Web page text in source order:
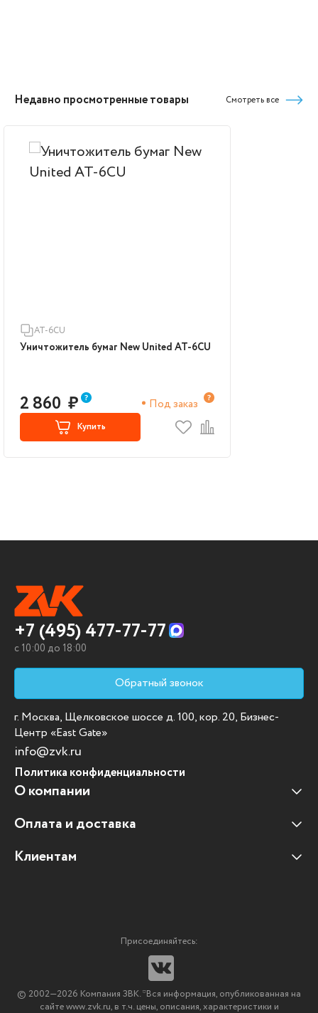
Недавно просмотренные товары Смотреть все
AT-6CU
Уничтожитель бумаг New United AT-6CU
2 860 ₽ Под заказ
Купить
+7 (495) 477-77-77
c 10:00 до 18:00
Обратный звонок
г. Москва, Щелковское шоссе д. 100, кор. 20, Бизнес-
Центр «East Gate»
info@zvk.ru
Политика конфиденциальности
О компании
Наши клиенты
Отзывы клиентов
Оплата и доставка
Оплата и доставка
Клиентам
Мультимедийное оборудование
Импортозамещение ПО
© 2002—2026 Компания ЗВК. *Вся информация, опубликованная на
сайте www.zvk.ru, в т.ч. цены, описания, характеристики и
Присоединяйтесь: